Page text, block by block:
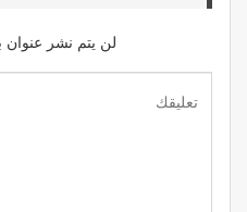
لن يتم نشر عنوان